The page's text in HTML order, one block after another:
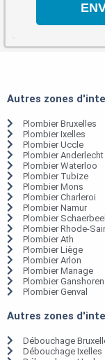
Autres zones
Plombier Bruxelles
Plombier Ixelles
Plombier Uccle
Plombier Anderlecht
Plombier Waterloo
Plombier Tubize
Plombier Mons
Plombier Charleroi
Plombier Namur
Plombier
Plombier Rhode-
Plombier Ath
Plombier Liège
Plombier Arlon
Plombier Manage
Plombier Ganshoren
Plombier Genval
Autres zones
Débouchage
Débouchage Ixelles